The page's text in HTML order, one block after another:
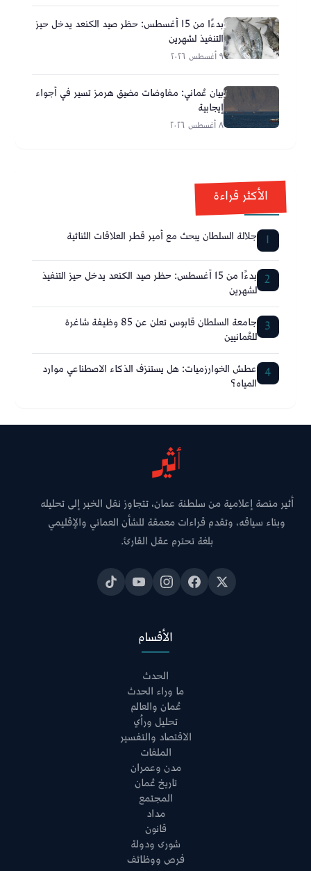
بدءًا من 15 أغسطس: حظر صيد الكنعد يدخل حيز
التنفيذ لشهرين
٩ أغسطس ٢٠٢٦
بيان عُماني: مفاوضات مضيق هرمز تسير في أجواء
إيجابية
٨ أغسطس ٢٠٢٦
الأكثر قراءة
1 جلالة السلطان يبحث مع أمير قطر العلاقات الثنائية
2 بدءًا من 15 أغسطس: حظر صيد الكنعد يدخل حيز التنفيذ
لشهرين
3 جامعة السلطان قابوس تعلن عن 85 وظيفة شاغرة
للعُمانيين
4 عطش الخوارزميات: هل يستنزف الذكاء الاصطناعي موارد
المياه؟
أثير منصة إعلامية من سلطنة عمان، تتجاوز نقل الخبر إلى تحليله
وبناء سياقه، وتقدم قراءات معمقة للشأن العماني والإقليمي
بلغة تحترم عقل القارئ.
الأقسام
الحدث
ما وراء الحدث
عُمان والعالم
تحليل ورأي
الاقتصاد والتفسير
الملفات
مدن وعمران
تاريخ عُمان
المجتمع
مداد
قانون
شورى ودولة
فرص ووظائف